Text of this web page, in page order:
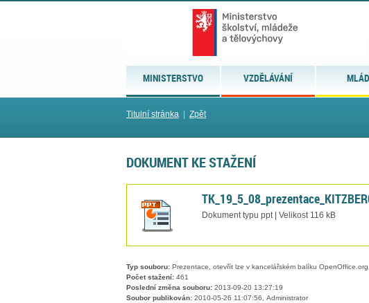
MINISTERSTVO VZDĚLÁVÁNÍ
Titulní stránka Zpět
DOKUMENT KE STAŽENÍ
Dokument typu ppt | Velikost 116 kB
Typ souboru: Prezentace, otevřít lze v kancelářském balíku
Počet stažení: 461
Poslední změna souboru: 2013-09-20 13:27:19
Soubor publikován: 2010-05-26 11:07:56, Administrator